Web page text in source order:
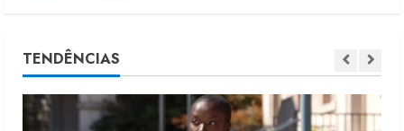
2
TENDÊNCIAS